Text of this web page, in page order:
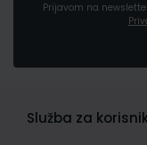
Prijavom na
Služba za